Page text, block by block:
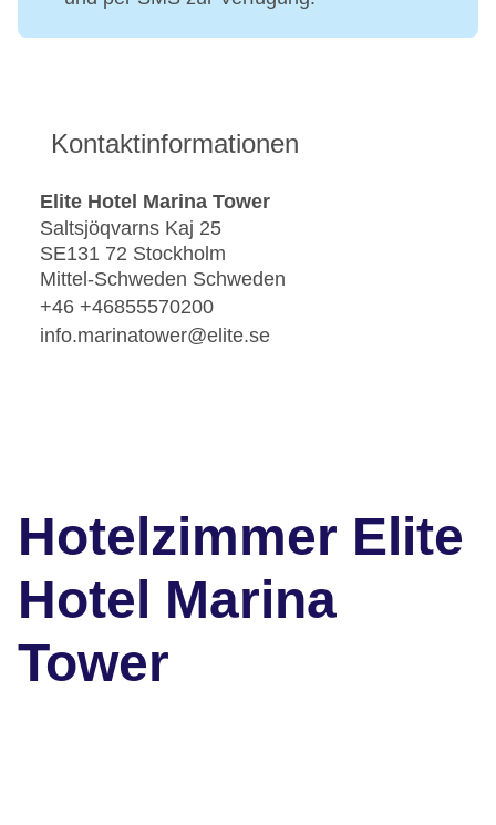
Kontaktinformationen
Elite Hotel Marina Tower
Saltsjöqvarns Kaj 25
SE131 72 Stockholm
Mittel-Schweden Schweden
+46 +46855570200
info.marinatower@elite.se
Hotelzimmer Elite
Hotel Marina
Tower